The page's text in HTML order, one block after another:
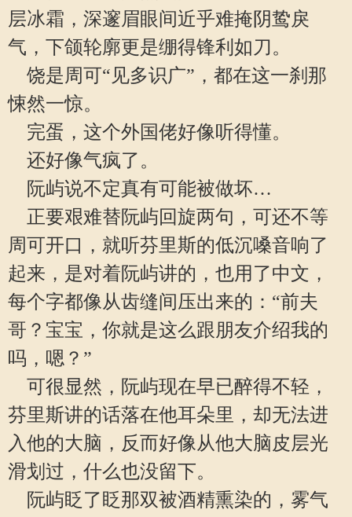
层冰霜，深邃眉眼间近乎难掩阴鸷戾
气，下颌轮廓更是绷得锋利如刀。
饶是周可“见多识广”，都在这一刹那
悚然一惊。
完蛋，这个外国佬好像听得懂。
还好像气疯了。
阮屿说不定真有可能被做坏…
正要艰难替阮屿回旋两句，可还不等
周可开口，就听芬里斯的低沉嗓音响了
起来，是对着阮屿讲的，也用了中文，
每个字都像从齿缝间压出来的：“前夫
哥？宝宝，你就是这么跟朋友介绍我的
吗，嗯？”
可很显然，阮屿现在早已醉得不轻，
芬里斯讲的话落在他耳朵里，却无法进
入他的大脑，反而好像从他大脑皮层光
滑划过，什么也没留下。
阮屿眨了眨那双被酒精熏染的，雾气